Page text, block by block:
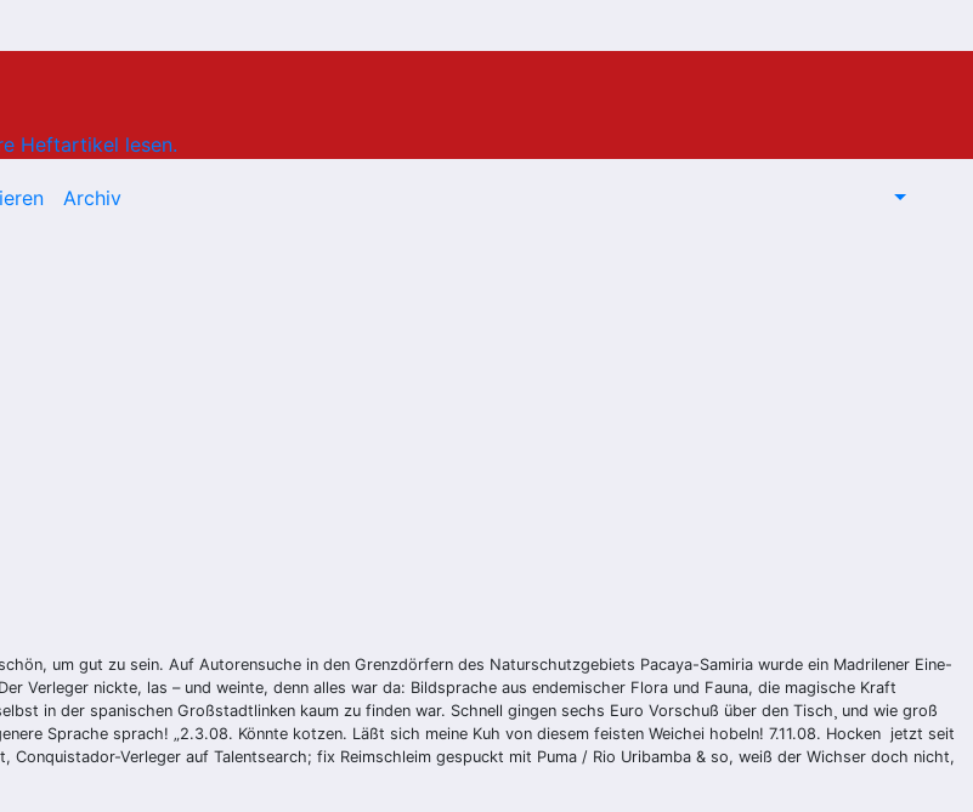
Heftartikel lesen.
Archiv
um gut zu sein. Auf Autorensuche in den Grenzdörfern des Naturschutzgebiets Pacaya-Samiria wurde ein Madrilener Eine-
Verleger nickte, las – und weinte, denn alles war da: Bildsprache aus endemischer Flora und Fauna, die magische Kraft
in der spanischen Großstadtlinken kaum zu finden war. Schnell gingen sechs Euro Vorschuß über den Tisch¸ und wie groß
Sprache sprach! „2.3.08. Könnte kotzen. Läßt sich meine Kuh von diesem feisten Weichei hobeln! 7.11.08. Hocken jetzt seit
Verleger auf Talentsearch; fix Reimschleim gespuckt mit Puma / Rio Uribamba & so, weiß der Wichser doch nicht,